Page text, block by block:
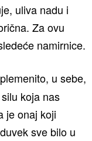
uliva nadu i
Za ovu
namirnice.
u sebe,
koja nas
je onaj koji
sve bilo u